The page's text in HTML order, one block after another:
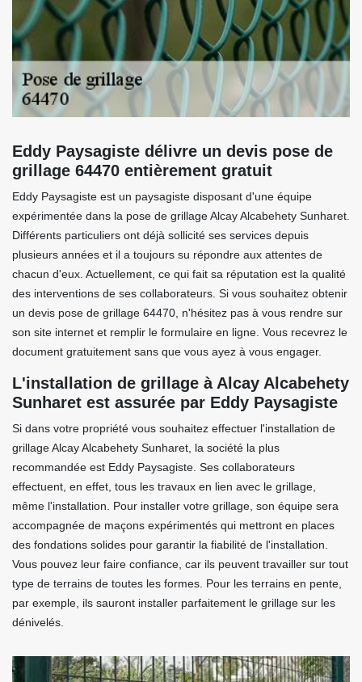
Eddy Paysagiste délivre un devis pose de
grillage 64470 entièrement gratuit
Eddy Paysagiste est un paysagiste disposant d'une équipe
expérimentée dans la pose de grillage Alcay Alcabehety Sunharet.
Différents particuliers ont déjà sollicité ses services depuis
plusieurs années et il a toujours su répondre aux attentes de
chacun d'eux. Actuellement, ce qui fait sa réputation est la qualité
des interventions de ses collaborateurs. Si vous souhaitez obtenir
un devis pose de grillage 64470, n'hésitez pas à vous rendre sur
son site internet et remplir le formulaire en ligne. Vous recevrez le
document gratuitement sans que vous ayez à vous engager.
L'installation de grillage à Alcay Alcabehety
Sunharet est assurée par Eddy Paysagiste
Si dans votre propriété vous souhaitez effectuer l'installation de
grillage Alcay Alcabehety Sunharet, la société la plus
recommandée est Eddy Paysagiste. Ses collaborateurs
effectuent, en effet, tous les travaux en lien avec le grillage,
même l'installation. Pour installer votre grillage, son équipe sera
accompagnée de maçons expérimentés qui mettront en places
des fondations solides pour garantir la fiabilité de l'installation.
Vous pouvez leur faire confiance, car ils peuvent travailler sur tout
type de terrains de toutes les formes. Pour les terrains en pente,
par exemple, ils sauront installer parfaitement le grillage sur les
dénivelés.